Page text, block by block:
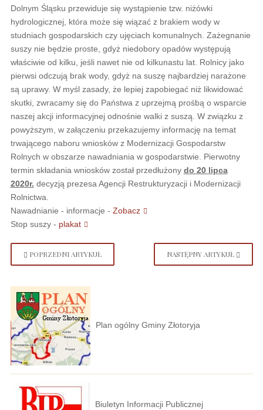
Dolnym Śląsku przewiduje się wystąpienie tzw. niżówki
hydrologicznej, która może się wiązać z brakiem wody w
studniach gospodarskich czy ujęciach komunalnych. Zażegnanie
suszy nie będzie proste, gdyż niedobory opadów występują
właściwie od kilku, jeśli nawet nie od kilkunastu lat. Rolnicy jako
pierwsi odczują brak wody, gdyż na suszę najbardziej narażone
są uprawy. W myśl zasady, że lepiej zapobiegać niż likwidować
skutki, zwracamy się do Państwa z uprzejmą prośbą o wsparcie
naszej akcji informacyjnej odnośnie walki z suszą. W związku z
powyższym, w załączeniu przekazujemy informację na temat
trwającego naboru wniosków z Modernizacji Gospodarstw
Rolnych w obszarze nawadniania w gospodarstwie. Pierwotny
termin składania wniosków został przedłużony do 20 lipca
2020r. decyzją prezesa Agencji Restrukturyzacji i Modernizacji
Rolnictwa.
Nawadnianie - informacje - Zobacz
Stop suszy - plakat
POPRZEDNI ARTYKUŁ NASTĘPNY ARTYKUŁ
Plan ogólny Gminy Złotoryja
Biuletyn Informacji Publicznej